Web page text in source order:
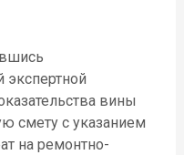
экспертной
вины
смету с указанием
на ремонтно-